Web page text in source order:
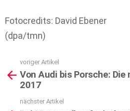
Fotocredits: David Ebener
(dpa/tmn)
more
voriger Artikel
Von Audi bis Porsche: Die
2017
nächster Artikel